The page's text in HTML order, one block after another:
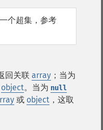
个超集，参考
回关联 array ；当为
object。当为 null
或 object ，这取